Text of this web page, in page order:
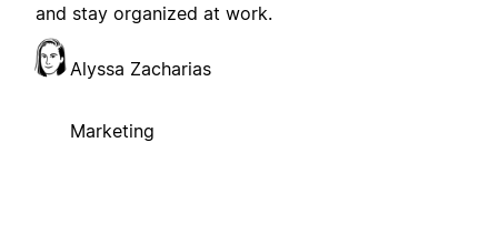
and stay organized at work.
Alyssa Zacharias
Marketing